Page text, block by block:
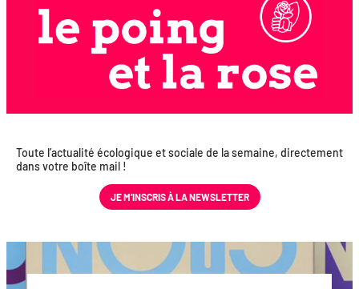
Toute l’actualité éco­lo­gique et sociale de la semaine, direc­te­ment
dans votre boîte mail !
JE M’INS­CRIS À LA NEWSLETTER